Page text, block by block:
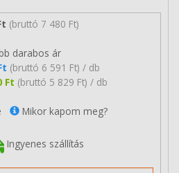
(bruttó 7 480 Ft)
darabos ár
(bruttó 6 591 Ft) / db
Ft (bruttó 5 829 Ft) / db
Mikor kapom meg?
Ingyenes szállítás